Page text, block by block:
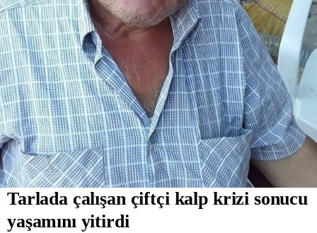
Tarlada çalışan çiftçi kalp krizi sonucu
yaşamını yitirdi